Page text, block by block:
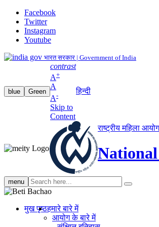
Facebook
Twitter
Instagram
Youtube
भारत सरकार | Government of India
blue Green
contrast
A+
A
A-
Skip to
Content
हिन्दी
राष्ट्रीय महिला आयोग
menu Search
search
मुख पृष्ठहमारे बारे में
आयोग के बारे में